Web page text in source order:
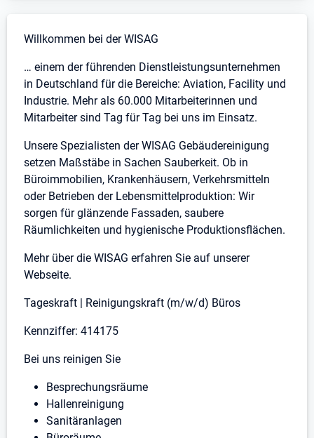
Stellenbeschreibung
Willkommen bei der WISAG
… einem der führenden Dienstleistungsunternehmen
in Deutschland für die Bereiche: Aviation, Facility und
Industrie. Mehr als 60.000 Mitarbeiterinnen und
Mitarbeiter sind Tag für Tag bei uns im Einsatz.
Unsere Spezialisten der WISAG Gebäudereinigung
setzen Maßstäbe in Sachen Sauberkeit. Ob in
Büroimmobilien, Krankenhäusern, Verkehrsmitteln
oder Betrieben der Lebensmittelproduktion: Wir
sorgen für glänzende Fassaden, saubere
Räumlichkeiten und hygienische Produktionsflächen.
Mehr über die WISAG erfahren Sie auf unserer
Webseite.
Tageskraft | Reinigungskraft (m/w/d) Büros
Kennziffer: 414175
Bei uns reinigen Sie
Besprechungsräume
Hallenreinigung
Sanitäranlagen